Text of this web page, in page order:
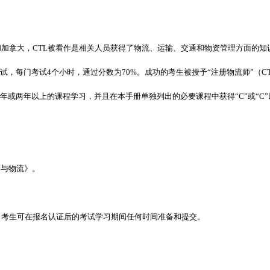
大，CTL被看作是相关人员获得了物流、运输、交通和物资管理方面的
每门考试4个小时，通过分数为70%。成功的考生被授予“注册物流师”（
两年以上的课程学习，并且在本手册单独列出的必要课程中获得“C”或
物流》。
可在报名认证后的考试学习期间任何时间准备和提交。